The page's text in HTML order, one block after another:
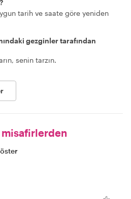
tarih ve saate göre yeniden
gezginler tarafından
senin tarzın.
misafirlerden